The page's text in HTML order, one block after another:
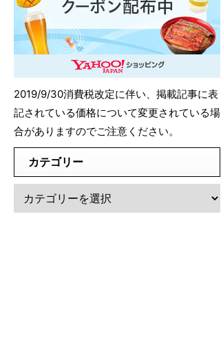
2019/9/30消費税改定に伴い、掲載記事に表
記されている価格について変更されている場
合がありますのでご注意ください。
カテゴリー